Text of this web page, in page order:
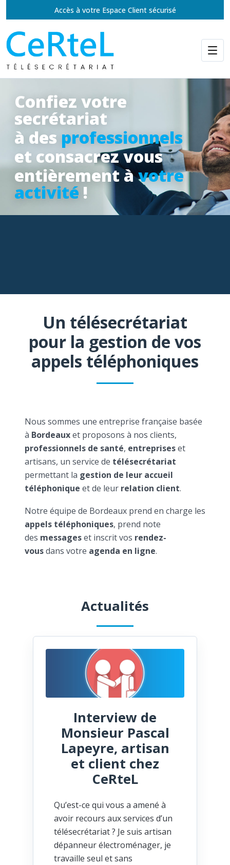
Accès à votre Espace Client sécurisé
Confiez votre
secrétariat
à des professionnels
et consacrez vous
entièrement àvotre
activité !
Un télésecrétariat
pour la gestion de vos
appels téléphoniques
Nous sommes une entreprise française basée
à Bordeauxet proposons à nos clients,
professionnels de santé, entrepriseset
artisans, un service de télésecrétariat
permettant la gestion de leur accueil
téléphonique et de leur relation client.
Notre équipe de Bordeaux prend en charge les
appels téléphoniques, prend note
des messageset inscrit vos rendez-
vousdans votre agenda en ligne.
Actualités
Interview de
Monsieur Pascal
Lapeyre, artisan
et client chez
CeRteL
Qu’est-ce qui vous a amené à
avoir recours aux services d’un
télésecrétariat ? Je suis artisan
dépanneur électroménager, je
travaille seul et sans